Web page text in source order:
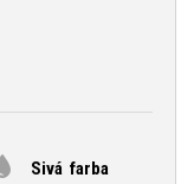
Sivá farba